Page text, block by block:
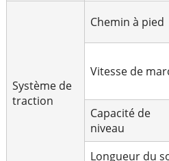
Système de
traction
Chemin à pied
Vitesse de
Capacité de
niveau
Longueur du